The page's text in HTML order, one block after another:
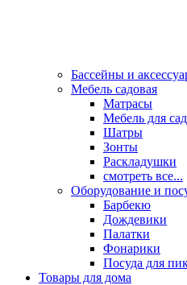
Бассейны и
Мебель садовая
Матрасы
Мебель для
Шатры
Зонты
Раскладушки
смотреть все...
Оборудование и
Барбекю
Дождевики
Палатки
Фонарики
Посуда для
Товары для дома